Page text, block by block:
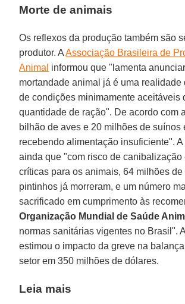
Morte de animais
Os reflexos da produção também são
produtor. AAssociação Brasileira de
Animal informou que "lamenta
mortandade animal já é uma realidade
de condições minimamente aceitáveis
quantidade de ração". De acordo com
bilhão de aves e 20 milhões de suínos
recebendo alimentação insuficiente". A
ainda que "com risco de canibalização
críticas para os animais, 64 milhões
pintinhos já morreram, e um número
sacrificado em cumprimento às
Organização Mundial de Saúde
normas sanitárias vigentes no Brasil".
estimou o impacto da greve na
setor em 350 milhões de dólares.
Leia mais